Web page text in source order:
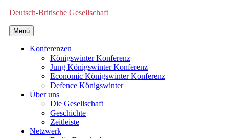
Deutsch-Britische Gesellschaft
Menü
Konferenzen
Königswinter Konferenz
Jung Königswinter Konferenz
Economic Königswinter Konferenz
Defence Königswinter
Über uns
Die Gesellschaft
Geschichte
Zeitleiste
Netzwerk